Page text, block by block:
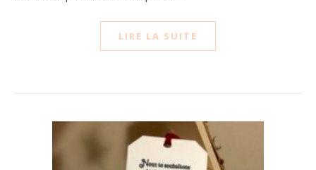
LIRE LA SUITE